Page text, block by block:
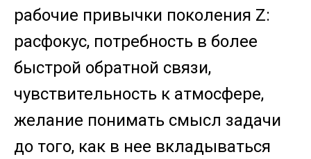
рабочие привычки поколения Z:
расфокус, потребность в более
быстрой обратной связи,
чувствительность к атмосфере,
желание понимать смысл задачи
до того, как в нее вкладываться